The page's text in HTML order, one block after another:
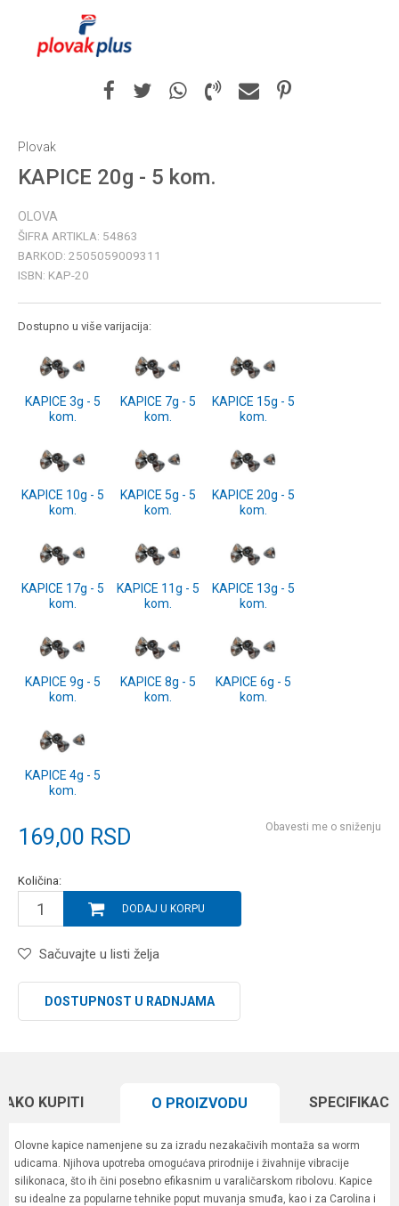
Plovak
KAPICE 20g - 5 kom.
OLOVA
ŠIFRA ARTIKLA: 54863
BARKOD: 2505059009311
ISBN: KAP-20
Dostupno u više varijacija:
KAPICE 3g - 5
kom.
KAPICE 7g - 5
kom.
KAPICE 15g - 5
kom.
KAPICE 10g - 5
kom.
KAPICE 5g - 5
kom.
KAPICE 20g - 5
kom.
KAPICE 17g - 5
kom.
KAPICE 11g - 5
kom.
KAPICE 13g - 5
kom.
KAPICE 9g - 5
kom.
KAPICE 8g - 5
kom.
KAPICE 6g - 5
kom.
KAPICE 4g - 5
kom.
169,00 RSD Obavesti me o sniženju
Količina:
DODAJ U KORPU
Sačuvajte u listi želja
DOSTUPNOST U RADNJAMA
KUPITI O PROIZVODU
Olovne kapice namenjene su za izradu nezakačivih montaža sa worm
udicama. Njihova upotreba omogućava prirodnije i živahnije vibracije
silikonaca, što ih čini posebno efikasnim u varaličarskom ribolovu. Kapice
su idealne za popularne tehnike poput muvanja smuđa, kao i za Carolina i